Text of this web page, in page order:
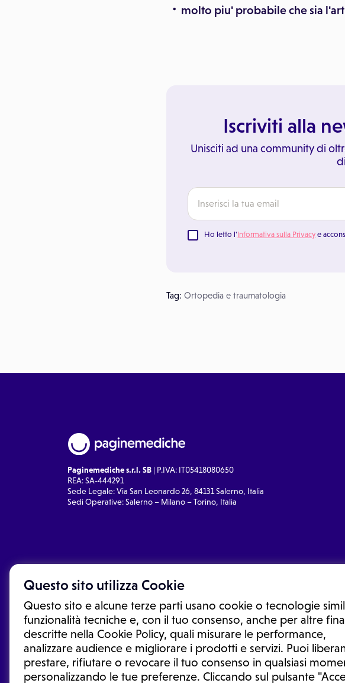
Questo sito utilizza Cookie
Questo sito e alcune terze parti usano cookie o tecnologie
funzionalità tecniche e, con il tuo consenso, anche per altre
descritte nella Cookie Policy, quali misurare le performance,
analizzare audience e migliorare i prodotti e servizi. Puoi
prestare, rifiutare o revocare il tuo consenso in qualsiasi
personalizzando le tue preferenze. Cliccando sul pulsante
molto piu' probabile che sia
Iscriviti alla
Unisciti ad una community di
Ho letto l'Informativa sulla Privacy e
Tag:Ortopedia e traumatologia
Paginemediche s.r.l. SB | P.IVA: IT05418080650
REA: SA-444291
Sede Legale: Via San Leonardo 26, 84131 Salerno, Italia
Sedi Operative: Salerno – Milano – Torino, Italia
Le informazioni proposte in questo sito non sono un consulto medico. In
sostituiscono un consulto, una visita o una diagnosi formulata dal medico.